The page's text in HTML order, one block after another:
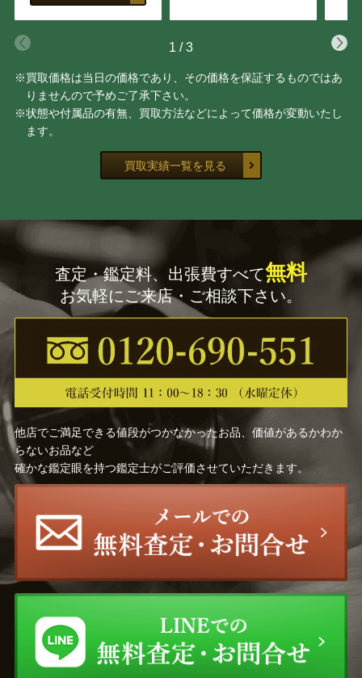
歌川 国芳 杉山 寧
棟方 志功
正岡 子規
東山 魁夷 金澤 翔子
福田 平八郎 中島 潔
大山 忠作 小野 竹喬
池田 遙邨 尾形 光琳
鏑木 清方 平山 郁夫
志村 立美 山川 秀峰
富永 青鱗 伊東 深水
奥村 土牛 篠田 桃紅
1 / 3
※買取価格は当日の価格であり、その価格を保証するものではあ
りませんので予めご了承下さい。
※状態や付属品の有無、買取方法などによって価格が変動いたし
ます。
買取実績一覧を見る
査定・鑑定料、出張費すべて無料
お気軽にご来店・ご相談下さい。
他店でご満足できる値段がつかなかったお品、価値があるかわか
らないお品など
確かな鑑定眼を持つ鑑定士がご評価させていただきます。